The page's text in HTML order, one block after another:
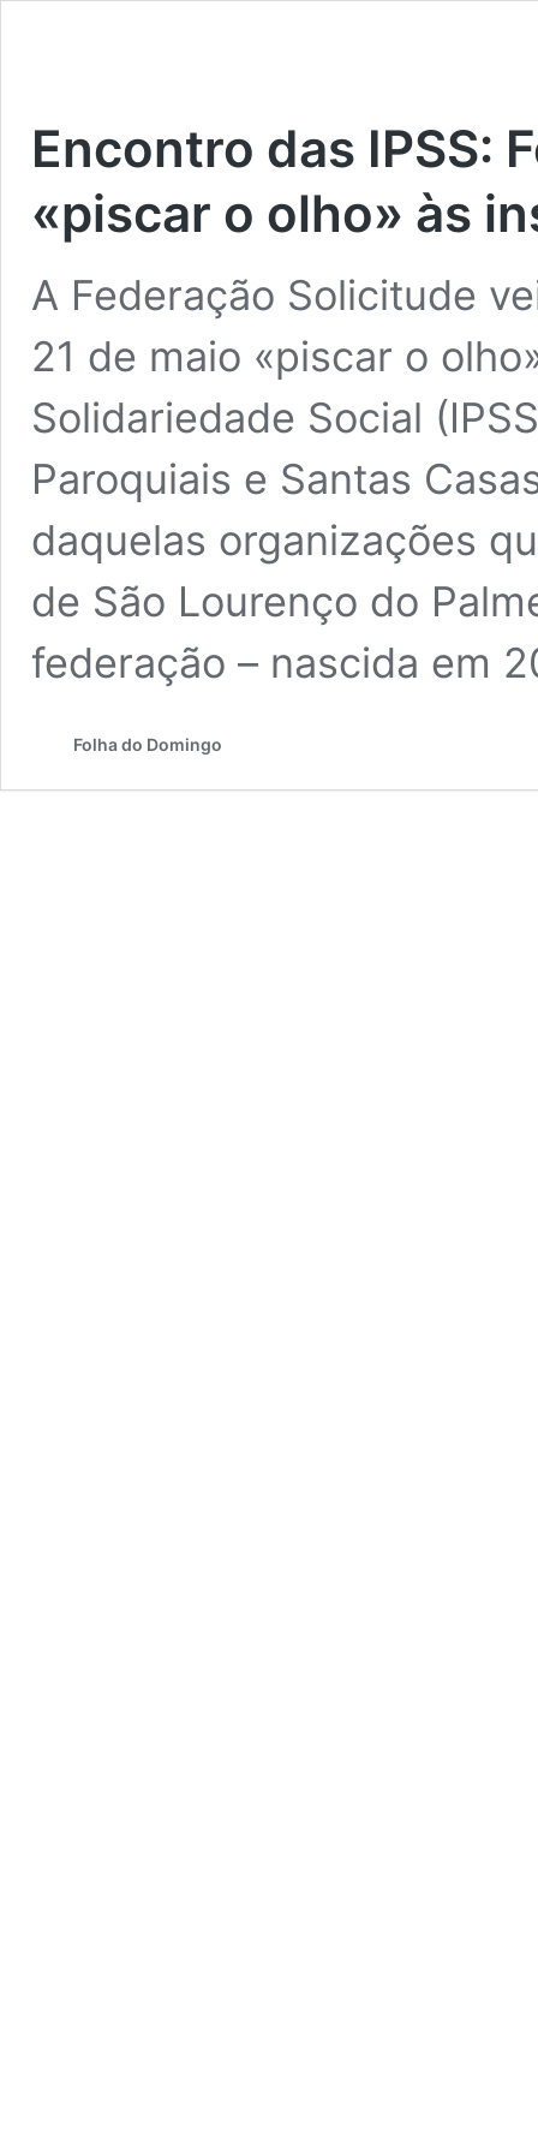
Encontro das IPSS:
«piscar o olho» às
A Federação Solicitude
21 de maio «piscar o
Solidariedade Social
Paroquiais e Santas
daquelas organizações
de São Lourenço do
federação – nascida em
Folha do Domingo